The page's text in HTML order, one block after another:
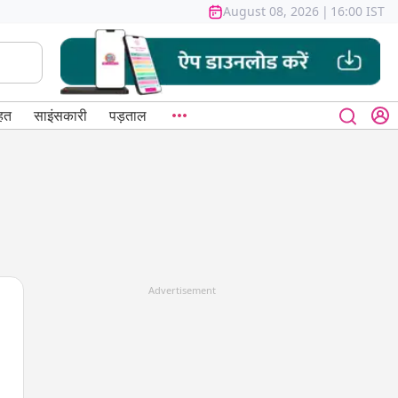
August 08, 2026 | 16:00 IST
साइंसकारी पड़ताल
Advertisement